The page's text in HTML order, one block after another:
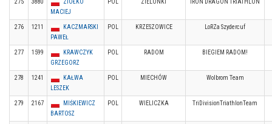
MACIEJ
276 1211
KACZMARSKI
PAWEŁ
POL KRZESZOWICE LoRZa Szydercuf
277 1599
KRAWCZYK
GRZEGORZ
POL RADOM BIEGIEM RADOM!
278 1241
KAŁWA
LESZEK
POL MIECHÓW Wolbrom Team
279 2167
MIŚKIEWICZ
BARTOSZ
POL WIELICZKA TriDivisionTriathlonTeam